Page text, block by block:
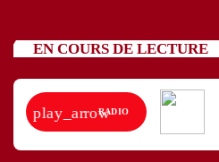
EN COURS DE LECTURE
play_arrowRADIO